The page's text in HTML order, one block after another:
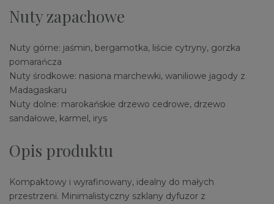
Nuty zapachowe
Nuty górne: jaśmin, bergamotka, liście cytryny, gorzka
pomarańcza
Nuty środkowe: nasiona marchewki, waniliowe jagody z
Madagaskaru
Nuty dolne: marokańskie drzewo cedrowe, drzewo
sandałowe, karmel, irys
Opis produktu
Kompaktowy i wyrafinowany, idealny do małych
przestrzeni. Minimalistyczny szklany dyfuzor z